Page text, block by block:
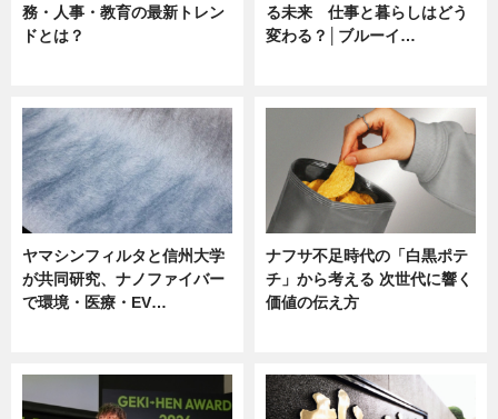
務・人事・教育の最新トレン
ドとは？
る未来 仕事と暮らしはどう
変わる？│ブルーイ…
ヤマシンフィルタと信州大学
が共同研究、ナノファイバー
で環境・医療・EV…
ナフサ不足時代の「白黒ポテ
チ」から考える 次世代に響く
価値の伝え方